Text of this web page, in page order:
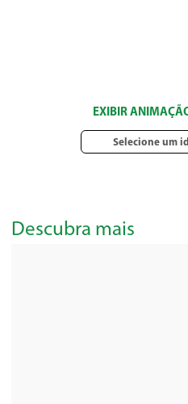
EXIBIR
Selecione um
Descubra mais